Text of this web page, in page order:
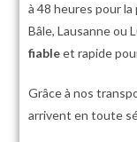
à 48 heures pour
Bâle, Lausanne ou
fiableet rapide
Grâce à nos
arrivent en toute